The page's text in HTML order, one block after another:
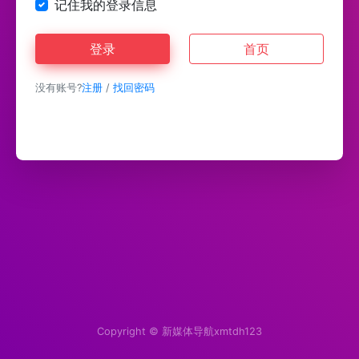
记住我的登录信息
登录 首页
没有账号?注册 / 找回密码
Copyright © 新媒体导航xmtdh123